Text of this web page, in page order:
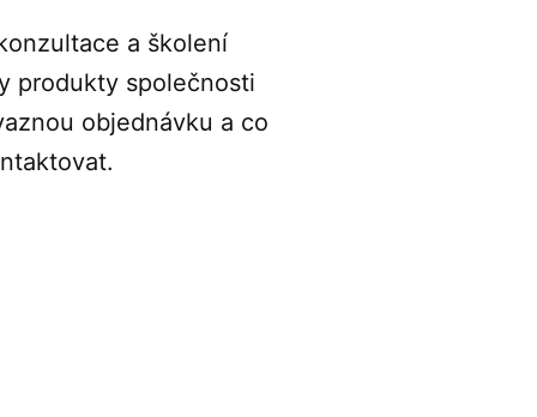
a školení
produkty společnosti
objednávku a co